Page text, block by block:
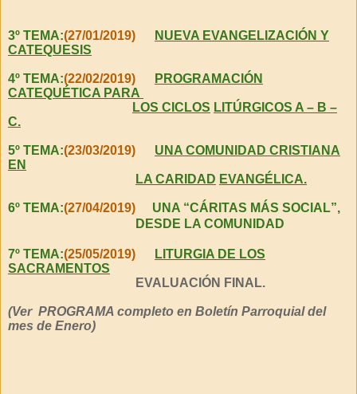
3º TEMA:(27/01/2019)
NUEVA EVANGELIZACIÓN Y
CATEQUESIS
4º TEMA:(22/02/2019)
PROGRAMACIÓN
CATEQUÉTICA PARA
LOS CICLOS LITÚRGICOS A – B –
C.
5º TEMA:(23/03/2019)
UNA COMUNIDAD CRISTIANA
EN
LA CARIDAD EVANGÉLICA.
6º TEMA:(27/04/2019)
UNA “CÁRITAS MÁS SOCIAL”,
DESDE LA COMUNIDAD
7º TEMA:(25/05/2019)
LITURGIA DE LOS
SACRAMENTOS
EVALUACIÓN FINAL.
(Ver PROGRAMA completo en Boletín Parroquial del
mes de Enero)